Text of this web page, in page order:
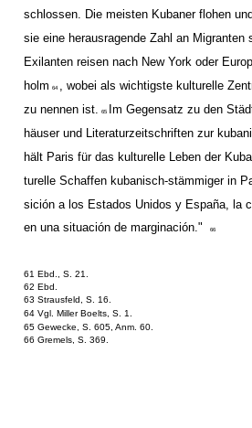
schlossen. Die meisten Kubaner flohen
sie eine herausragende Zahl an
Exilanten reisen nach New York oder
holm 64 , wobei als wichtigste kulturelle
zu nennen ist. 65
Im Gegensatz zu den
häuser und Literaturzeitschriften zur
hält Paris für das kulturelle Leben der
turelle Schaffen kubanisch-stämmiger in
sición a los Estados Unidos y España, la
en una situación de marginación."
66
61 Ebd., S. 21.
62 Ebd.
63 Strausfeld, S. 16.
64 Vgl. Miller Boelts, S. 1.
65 Gewecke, S. 605, Anm. 60.
66 Gremels, S. 369.